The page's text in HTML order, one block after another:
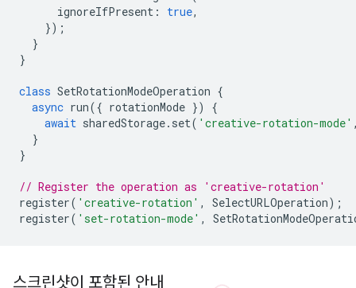
ignoreIfPresent : true,
});
}
}
class SetRotationModeOperation {
async run({ rotationMode })
{
await sharedStorage. set( 'creative-rotation-mode'
}
}
// Register the operation as 'creative-rotation'
register( 'creative-rotation' , SelectURLOperation);
register( 'set-rotation-mode' ,
스크린샷이 포함된 안내